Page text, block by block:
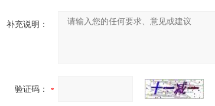
补充说明：
验证码：